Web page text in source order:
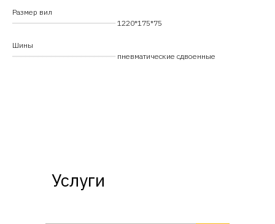
Размер вил
━━━━━━━━━━━━━━━━━━━━━━━━ 1220*175*75
Шины
━━━━━━━━━━━━━━━━━━━━━━━━ пневматические сдвоенные
Услуги